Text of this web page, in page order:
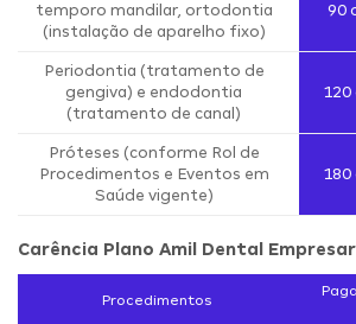
temporo mandilar, ortodontia
(instalação de aparelho fixo)
90
Periodontia (tratamento de
gengiva) e endodontia
(tratamento de canal)
120
Próteses (conforme Rol de
Procedimentos e Eventos em
Saúde vigente)
180
Carência Plano Amil Dental
Procedimentos